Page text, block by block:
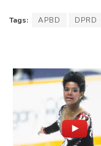
Tags: APBD DPRD